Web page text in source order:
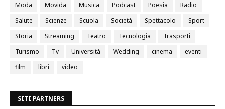
Moda
Movida Musica Podcast Poesia
Radio
Salute
Scienze Scuola Società Spettacolo
Sport
Storia
Streaming Teatro Tecnologia
Trasporti
Turismo
Tv Università Wedding cinema
eventi
film
libri video
SITI PARTNERS